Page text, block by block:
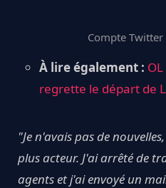
Compte Twitter
À lire également :
regrette le départ de
"Je n'avais pas de
plus acteur. J'ai arrêté de
agents et j'ai envoyé un